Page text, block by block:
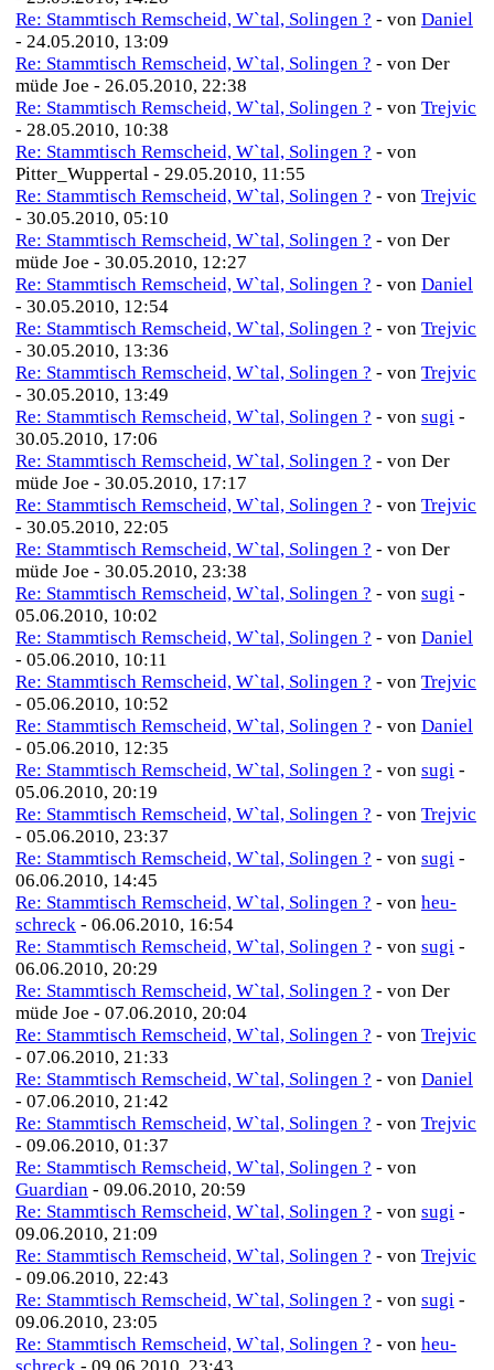
Re: Stammtisch Remscheid, W`tal, Solingen ? - von Daniel
- 24.05.2010, 13:09
Re: Stammtisch Remscheid, W`tal, Solingen ? - von Der
müde Joe - 26.05.2010, 22:38
Re: Stammtisch Remscheid, W`tal, Solingen ? - von Trejvic
- 28.05.2010, 10:38
Re: Stammtisch Remscheid, W`tal, Solingen ? - von
Pitter_Wuppertal - 29.05.2010, 11:55
Re: Stammtisch Remscheid, W`tal, Solingen ? - von Trejvic
- 30.05.2010, 05:10
Re: Stammtisch Remscheid, W`tal, Solingen ? - von Der
müde Joe - 30.05.2010, 12:27
Re: Stammtisch Remscheid, W`tal, Solingen ? - von Daniel
- 30.05.2010, 12:54
Re: Stammtisch Remscheid, W`tal, Solingen ? - von Trejvic
- 30.05.2010, 13:36
Re: Stammtisch Remscheid, W`tal, Solingen ? - von Trejvic
- 30.05.2010, 13:49
Re: Stammtisch Remscheid, W`tal, Solingen ? - von sugi -
30.05.2010, 17:06
Re: Stammtisch Remscheid, W`tal, Solingen ? - von Der
müde Joe - 30.05.2010, 17:17
Re: Stammtisch Remscheid, W`tal, Solingen ? - von Trejvic
- 30.05.2010, 22:05
Re: Stammtisch Remscheid, W`tal, Solingen ? - von Der
müde Joe - 30.05.2010, 23:38
Re: Stammtisch Remscheid, W`tal, Solingen ? - von sugi -
05.06.2010, 10:02
Re: Stammtisch Remscheid, W`tal, Solingen ? - von Daniel
- 05.06.2010, 10:11
Re: Stammtisch Remscheid, W`tal, Solingen ? - von Trejvic
- 05.06.2010, 10:52
Re: Stammtisch Remscheid, W`tal, Solingen ? - von Daniel
- 05.06.2010, 12:35
Re: Stammtisch Remscheid, W`tal, Solingen ? - von sugi -
05.06.2010, 20:19
Re: Stammtisch Remscheid, W`tal, Solingen ? - von Trejvic
- 05.06.2010, 23:37
Re: Stammtisch Remscheid, W`tal, Solingen ? - von sugi -
06.06.2010, 14:45
Re: Stammtisch Remscheid, W`tal, Solingen ? - von heu-
schreck - 06.06.2010, 16:54
Re: Stammtisch Remscheid, W`tal, Solingen ? - von sugi -
06.06.2010, 20:29
Re: Stammtisch Remscheid, W`tal, Solingen ? - von Der
müde Joe - 07.06.2010, 20:04
Re: Stammtisch Remscheid, W`tal, Solingen ? - von Trejvic
- 07.06.2010, 21:33
Re: Stammtisch Remscheid, W`tal, Solingen ? - von Daniel
- 07.06.2010, 21:42
Re: Stammtisch Remscheid, W`tal, Solingen ? - von Trejvic
- 09.06.2010, 01:37
Re: Stammtisch Remscheid, W`tal, Solingen ? - von
Guardian - 09.06.2010, 20:59
Re: Stammtisch Remscheid, W`tal, Solingen ? - von sugi -
09.06.2010, 21:09
Re: Stammtisch Remscheid, W`tal, Solingen ? - von Trejvic
- 09.06.2010, 22:43
Re: Stammtisch Remscheid, W`tal, Solingen ? - von sugi -
09.06.2010, 23:05
Re: Stammtisch Remscheid, W`tal, Solingen ? - von heu-